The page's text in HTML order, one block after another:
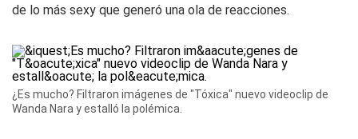
de lo más sexy que generó una ola de reacciones.
¿Es mucho? Filtraron imágenes de "Tóxica" nuevo videoclip de
Wanda Nara y estalló la polémica.